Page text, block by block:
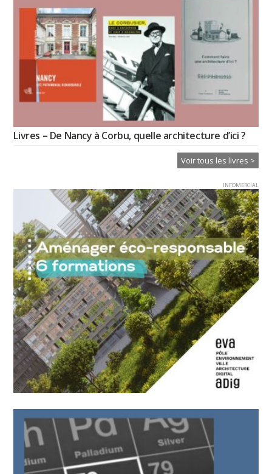
Livres – De Nancy à Corbu, quelle architecture d’ici ?
Voir tous les livres >
INFOMERCIAL